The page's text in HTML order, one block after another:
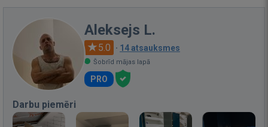
Aleksejs L.
5.0 · 14 atsauksmes
Šobrīd mājas lapā
PRO
Darbu piemēri